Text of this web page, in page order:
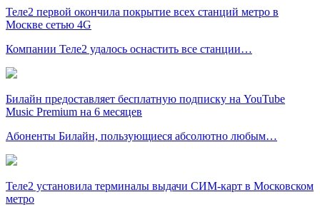
Теле2 первой окончила покрытие всех станций метро в
Москве сетью 4G
Компании Теле2 удалось оснастить все станции…
Билайн предоставляет бесплатную подписку на YouTube
Music Premium на 6 месяцев
Абоненты Билайн, пользующиеся абсолютно любым…
Теле2 установила терминалы выдачи СИМ-карт в Московском
метро